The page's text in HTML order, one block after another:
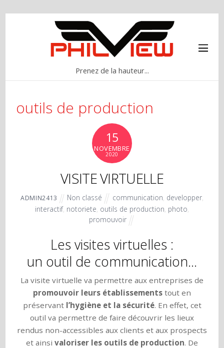
Prenez de la hauteur...
outils de production
15
NOVEMBRE
2020
VISITE VIRTUELLE
ADMIN2413 Non classé communication, developper,
interactif, notoriete, outils de production, photo,
promouvoir
Les visites virtuelles :
un outil de communication…
La visite virtuelle va permettre aux entreprises de
promouvoir leurs établissements tout en
préservant l’hygiène et la sécurité. En effet, cet
outil va permettre de faire découvrir les lieux
rendus non-accessibles aux clients et aux prospects
et ainsi valoriser les outils de production. De